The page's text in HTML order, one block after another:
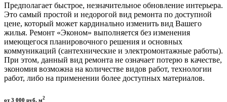
Предполагает быстрое, незначительное обновление интерьера.
Это самый простой и недорогой вид ремонта по доступной
цене, который может кардинально изменить вид Вашего
жилья. Ремонт «Эконом» выполняется без изменения
имеющегося планировочного решения и основных
коммуникаций (сантехнические и электромонтажные работы).
При этом, данный вид ремонта не означает потерю в качестве,
экономия возможна на количестве видов работ, технологии
работ, либо на применении более доступных материалов.
от 3 000 руб. м2